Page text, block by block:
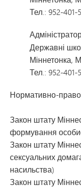
Тел.: 952-401-
Державні
Міннетонка,
Тел.: 952-401-
Нормативно-
Закон штату
формування
Закон штату
сексуальних
насильства)
Закон штату